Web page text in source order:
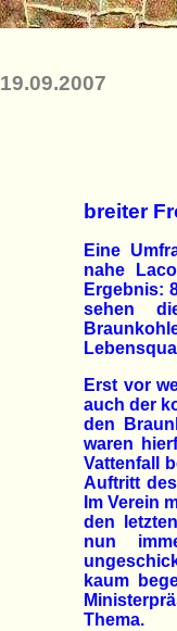
19.09.2007
breiter
Eine
nahe
Ergebnis:
sehen
Erst vor
auch der
den
waren
Vattenfall
Auftritt
Im Verein
den
nun
kaum
Thema.